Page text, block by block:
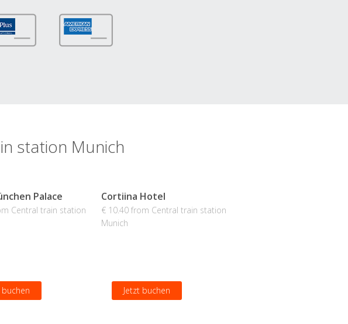
station Munich
Palace
Central train station
buchen
Cortiina Hotel
€ 10.40 from Central train station
Munich
Jetzt buchen